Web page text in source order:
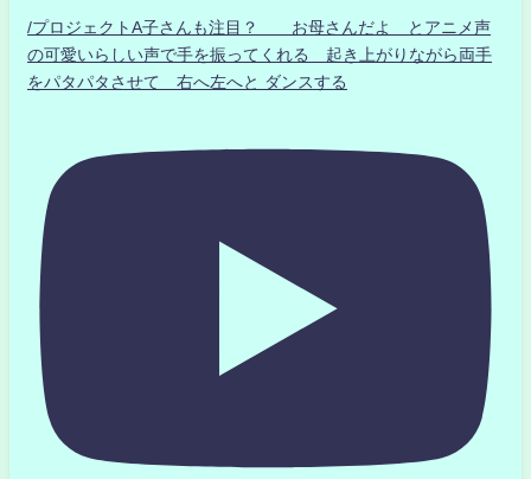
/プロジェクトA子さんも注目？ お母さんだよ とアニメ声
の可愛いらしい声で手を振ってくれる 起き上がりながら両手
をパタパタさせて 右へ左へと ダンスする